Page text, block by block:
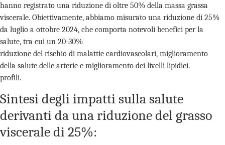
hanno registrato una riduzione di oltre 50% della massa grassa
viscerale. Obiettivamente, abbiamo misurato una riduzione di 25%
da luglio a ottobre 2024, che comporta notevoli benefici per la
salute, tra cui un 20-30%
riduzione del rischio di malattie cardiovascolari, miglioramento
della salute delle arterie e miglioramento dei livelli lipidici.
profili.
Sintesi degli impatti sulla salute
derivanti da una riduzione del grasso
viscerale di 25%: